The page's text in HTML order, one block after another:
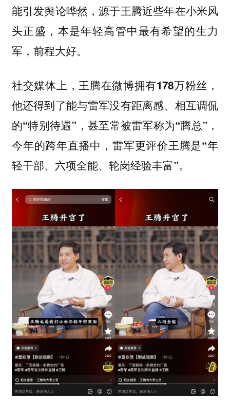
能引发舆论哗然，源于王腾近些年在小米风
头正盛，本是年轻高管中最有希望的生力
军，前程大好。
社交媒体上，王腾在微博拥有178万粉丝，
他还得到了能与雷军没有距离感、相互调侃
的“特别待遇”，甚至常被雷军称为“腾总”，
今年的跨年直播中，雷军更评价王腾是“年
轻干部、六项全能、轮岗经验丰富”。